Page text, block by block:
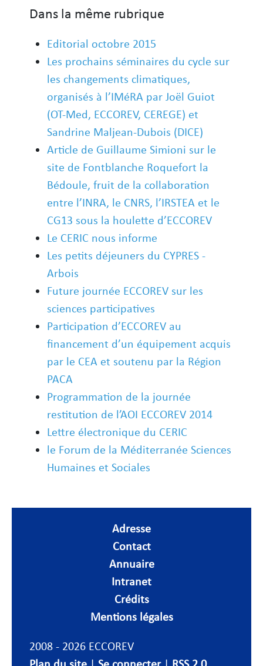
Dans la même rubrique
Editorial octobre 2015
Les prochains séminaires du cycle sur
les changements climatiques,
organisés à l’IMéRA par Joël Guiot
(OT-Med, ECCOREV, CEREGE) et
Sandrine Maljean-Dubois (DICE)
Article de Guillaume Simioni sur le
site de Fontblanche Roquefort la
Bédoule, fruit de la collaboration
entre l’INRA, le CNRS, l’IRSTEA et le
CG13 sous la houlette d’ECCOREV
Le CERIC nous informe
Les petits déjeuners du CYPRES -
Arbois
Future journée ECCOREV sur les
sciences participatives
Participation d’ECCOREV au
financement d’un équipement acquis
par le CEA et soutenu par la Région
PACA
Programmation de la journée
restitution de l’AOI ECCOREV 2014
Lettre électronique du CERIC
le Forum de la Méditerranée Sciences
Humaines et Sociales
Adresse
Contact
Annuaire
Intranet
Crédits
Mentions légales
2008 - 2026 ECCOREV